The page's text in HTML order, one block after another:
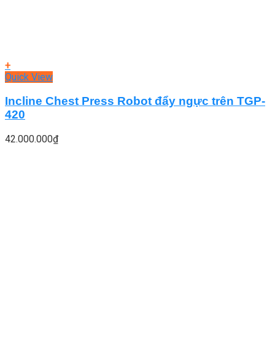
+
Quick View
Incline Chest Press Robot đẩy ngực trên TGP-
420
42.000.000₫